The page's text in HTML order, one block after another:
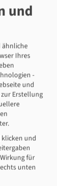
und
ähnliche
Ihres
-
und
Erstellung
klicken und
für
unten